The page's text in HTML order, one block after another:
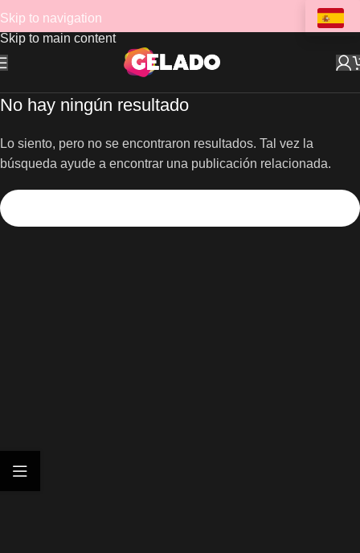
Skip to navigation
Skip to main content
No hay ningún resultado
Lo siento, pero no se encontraron resultados. Tal vez la
búsqueda ayude a encontrar una publicación relacionada.